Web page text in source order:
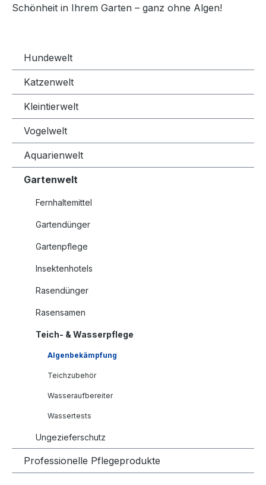
Schönheit in Ihrem Garten – ganz ohne Algen!
Hundewelt
Katzenwelt
Kleintierwelt
Vogelwelt
Aquarienwelt
Gartenwelt
Fernhaltemittel
Gartendünger
Gartenpflege
Insektenhotels
Rasendünger
Rasensamen
Teich- & Wasserpflege
Algenbekämpfung
Teichzubehör
Wasseraufbereiter
Wassertests
Ungezieferschutz
Professionelle Pflegeprodukte